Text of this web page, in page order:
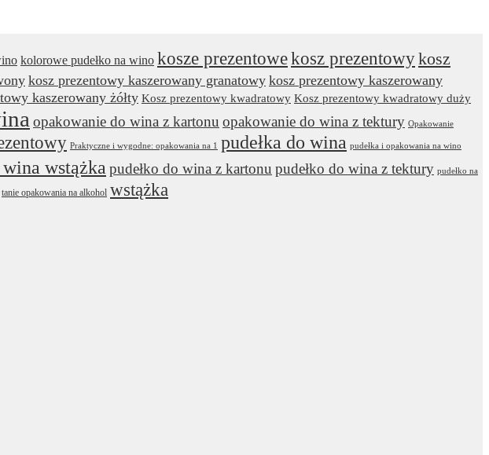
kolorowe pudełko na wino kosze prezentowekosz prezentowykosz
kosz prezentowy kaszerowany granatowy kosz prezentowy kaszerowany
kaszerowany żółty Kosz prezentowy kwadratowy Kosz prezentowy kwadratowy duży
opakowanie do wina z kartonu opakowanie do wina z tektury Opakowanie
Praktyczne i wygodne: opakowania na 1 pudełka do wina pudełka i opakowania na wino
wstążka pudełko do wina z kartonu pudełko do wina z tektury pudełko na
tanie opakowania na alkohol wstążka